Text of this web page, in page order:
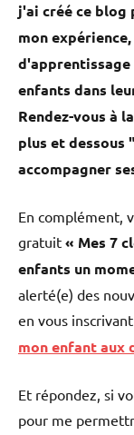
j'ai créé ce blog
mon
d'apprentissage
enfants dans
Rendez-vous à
plus et dessous
accompagner
En complément,
gratuit « Mes 7
enfants un
alerté(e) des
en vous
mon enfant aux
Et répondez, si
pour me